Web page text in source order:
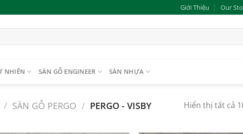
Giới Thiệu Our
NHIÊN SÀN GỖ ENGINEER SÀN NHỰA
/ SÀN GỖ PERGO / PERGO - VISBY Hiển thị tất cả